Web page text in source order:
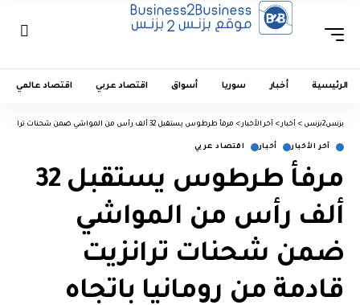
الرئيسية أخبار سوريا أسواق اقتصاد عربي اقتصاد عالمي
بزنس2بزنس > أخبار > آخر الأخبار > مرفأ طرطوس يستقبل 32 ألف رأس من المواشي ضمن شحنات ترانزيت قادمة من رومانيا باتجاه الأردن
آخر الأخبار أخبار اقتصاد عربي
مرفأ طرطوس يستقبل 32
ألف رأس من المواشي
ضمن شحنات ترانزيت
قادمة من رومانيا باتجاه